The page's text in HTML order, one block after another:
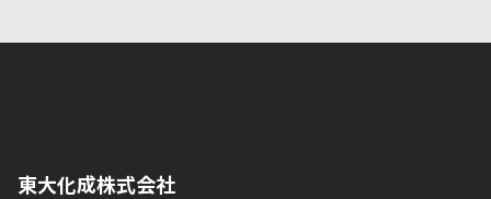
東大化成株式会社